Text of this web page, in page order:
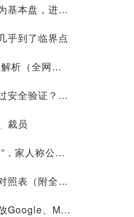
为什么建议大家要将网站作为基本盘，进来看看是否有道理再喷
乎到了临界点
人形机器人：2025年产业全解析（全网最全国内外玩家排行&细分龙头）
微信添加新好友为何总要经过安全验证？背后原因深度解析
裁员
河北一企业家遭遇“近海捕捞”，家人称公司账上10.9亿现金惹祸
中华人民共和国公司法新旧对照表（附全文）
历史性一步？上海将试点开放Google、Meta等国际平台访问！